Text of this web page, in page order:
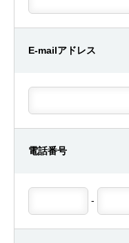
E-mailアドレス
電話番号
-